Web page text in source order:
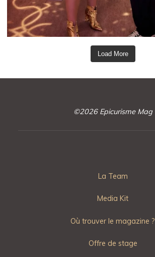
Load More
©2026 Epicurisme Mag
La Team
Media Kit
Où trouver le magazine ?
Offre de stage